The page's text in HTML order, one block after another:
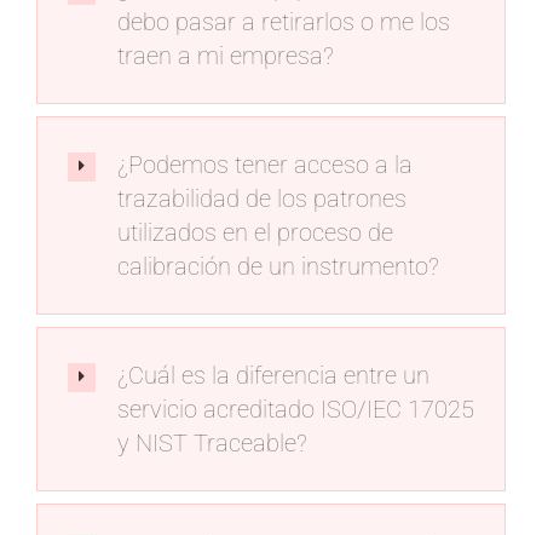
debo pasar a retirarlos o me los
traen a mi empresa?
¿Podemos tener acceso a la
trazabilidad de los patrones
utilizados en el proceso de
calibración de un instrumento?
¿Cuál es la diferencia entre un
servicio acreditado ISO/IEC 17025
y NIST Traceable?